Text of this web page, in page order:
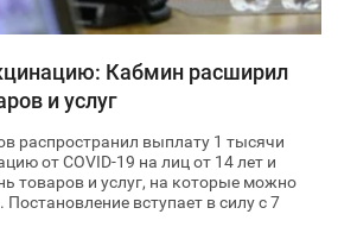
Кабмин расширил
и услуг
распространил выплату 1 тысячи
от COVID-19 на лиц от 14 лет и
товаров и услуг, на которые можно
Постановление вступает в силу с 7